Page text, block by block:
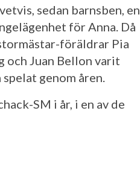
sedan barnsben, en
för Anna. Då
föräldrar Pia
och Juan Bellon varit
genom åren.
SM i år, i en av de